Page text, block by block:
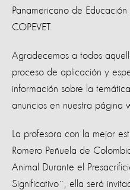
Panamericano de
COPEVET.
Agradecemos a todos
proceso de aplicación y
información sobre la
anuncios en nuestra página
La profesora con la mejor
Romero Peñuela de
Animal Durante el
Significativo¨, ella será